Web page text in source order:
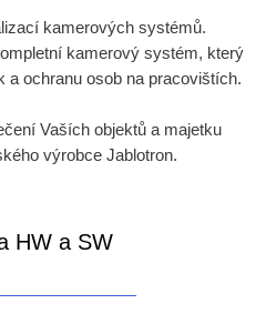
kamerových systémů.
kamerový systém, který
a ochranu osob na pracovištích.
Vaších objektů a majetku
výrobce Jablotron.
HW a SW